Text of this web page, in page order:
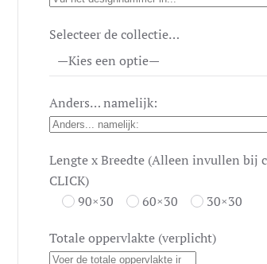
Selecteer de collectie…
Anders… namelijk:
Lengte x Breedte (Alleen invullen bij
CLICK)
90×30
60×30 30×30
Totale oppervlakte (verplicht)